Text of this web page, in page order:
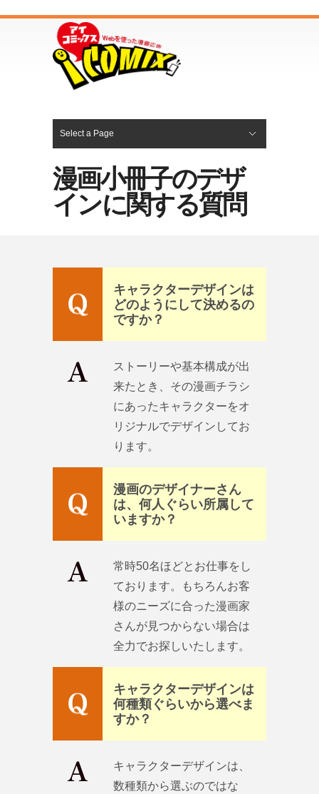
Select a Page
漫画小冊子のデザ
インに関する質問
キャラクターデザインは
どのようにして決めるの
ですか？
ストーリーや基本構成が出
来たとき、その漫画チラシ
にあったキャラクターをオ
リジナルでデザインしてお
ります。
漫画のデザイナーさん
は、何人ぐらい所属して
いますか？
常時50名ほどとお仕事をし
ております。もちろんお客
様のニーズに合った漫画家
さんが見つからない場合は
全力でお探しいたします。
キャラクターデザインは
何種類ぐらいから選べま
すか？
キャラクターデザインは、
数種類から選ぶのではな